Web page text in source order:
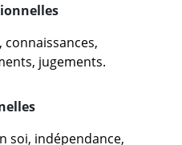
connaissances,
jugements.
soi, indépendance,